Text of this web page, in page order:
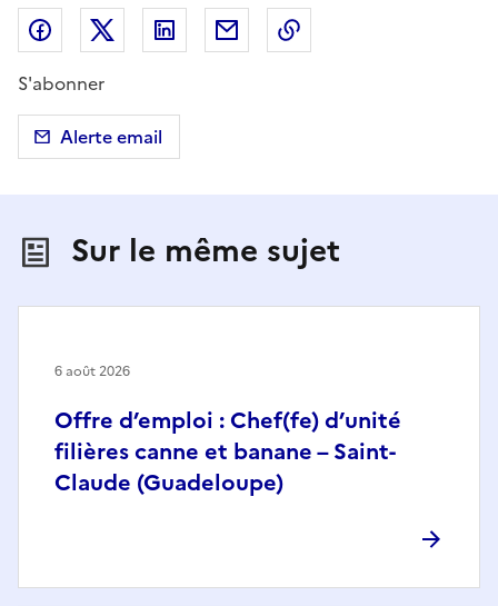
Partager sur Facebook
Partager sur X (anciennement Twitter)
Partager sur LinkedIn
Partager par email
S'abonner
Alerte email
Sur le même sujet
Offre d’emploi : Chef(fe) d’unité
filières canne et banane – Saint-
Claude (Guadeloupe)
6 août 2026